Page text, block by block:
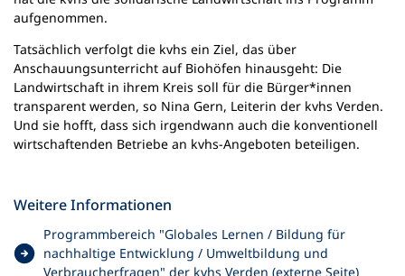
aufgenommen.
Tatsächlich verfolgt die kvhs ein Ziel, das über
Anschauungsunterricht auf Biohöfen hinausgeht: Die
Landwirtschaft in ihrem Kreis soll für die Bürger*innen
transparent werden, so Nina Gern, Leiterin der kvhs Verden.
Und sie hofft, dass sich irgendwann auch die konventionell
wirtschaftenden Betriebe an kvhs-Angeboten beteiligen.
Weitere Informationen
Programmbereich "Globales Lernen / Bildung für
nachhaltige Entwicklung / Umweltbildung und
Verbraucherfragen" der kvhs Verden (externe Seite)